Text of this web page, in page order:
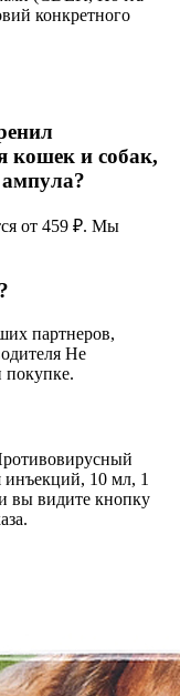
конкретного
кошек и собак,
от 459 ₽. Мы
партнеров,
Не
покупке.
инъекций, 10 мл, 1
вы видите кнопку